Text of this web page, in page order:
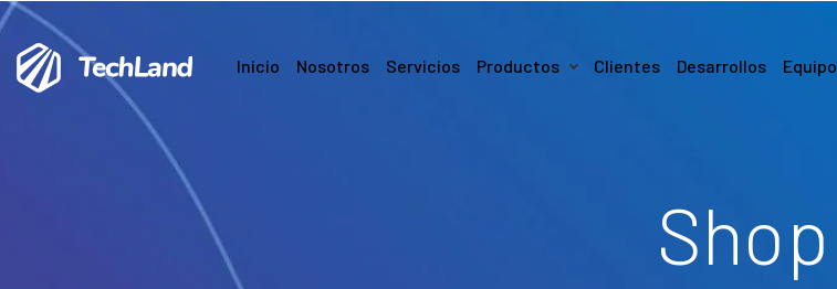
Inicio Nosotros Servicios Productos Clientes Desarrollos Equipo
Shop